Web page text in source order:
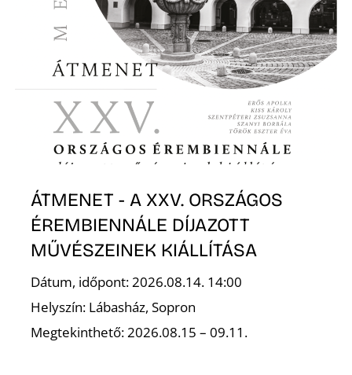
ÁTMENET - A XXV. ORSZÁGOS
ÉREMBIENNÁLE DÍJAZOTT
MŰVÉSZEINEK KIÁLLÍTÁSA
Dátum, időpont: 2026.08.14. 14:00
Helyszín: Lábasház, Sopron
Megtekinthető: 2026.08.15 – 09.11.